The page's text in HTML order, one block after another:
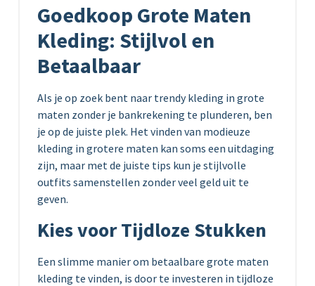
Goedkoop Grote Maten
Kleding: Stijlvol en
Betaalbaar
Als je op zoek bent naar trendy kleding in grote
maten zonder je bankrekening te plunderen, ben
je op de juiste plek. Het vinden van modieuze
kleding in grotere maten kan soms een uitdaging
zijn, maar met de juiste tips kun je stijlvolle
outfits samenstellen zonder veel geld uit te
geven.
Kies voor Tijdloze Stukken
Een slimme manier om betaalbare grote maten
kleding te vinden, is door te investeren in tijdloze